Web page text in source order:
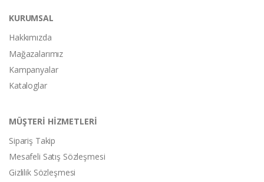
KURUMSAL
Hakkımızda
Mağazalarımız
Kampanyalar
Kataloglar
MÜŞTERİ HİZMETLERİ
Sipariş Takip
Mesafeli Satış Sözleşmesi
Gizlilik Sözleşmesi